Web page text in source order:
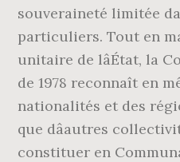
souveraineté limitée
particuliers. Tout en
unitaire de lâÉtat, la
de 1978 reconnaît en
nationalités et des
que dâautres
constituer en